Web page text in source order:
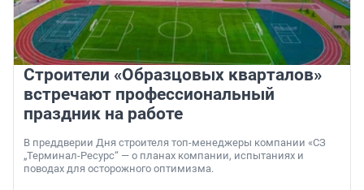
Строители «Образцовых кварталов»
встречают профессиональный
праздник на работе
В преддверии Дня строителя топ-менеджеры компании «СЗ
„Терминал-Ресурс“ — о планах компании, испытаниях и
поводах для осторожного оптимизма.